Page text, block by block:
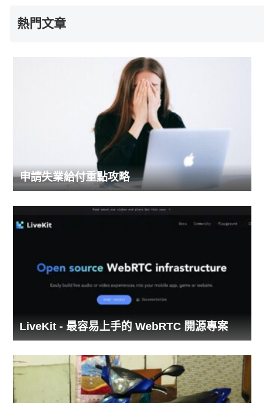
熱門文章
申請失業給付重點攻略
LiveKit - 最容易上手的 WebRTC 開源專案